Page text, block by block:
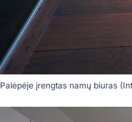
Palėpėje įrengtas namų biuras